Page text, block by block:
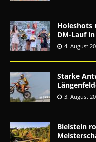
Holeshots
DM-Lauf
4. August
Starke
3. August
Bielstein